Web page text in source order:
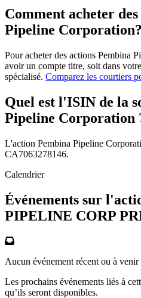
Comment acheter
Pipeline Corporation?
Pour acheter des actions Pembina
avoir un compte titre, soit dans
spécialisé. Comparez les courtiers
Quel est l'ISIN de la
Pipeline Corporation
L'action Pembina Pipeline
CA7063278146.
Calendrier
Événements sur
PIPELINE CORP
Aucun événement récent ou à venir
Les prochains événements liés à
qu’ils seront disponibles.